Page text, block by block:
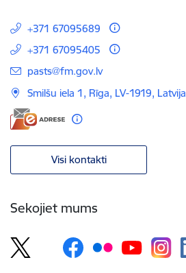
+371 67095689
+371 67095405
E-pasts:
pasts@fm.gov.lv
Smilšu iela 1, Rīga, LV-1919, Latvija
Visi kontakti
Sekojiet mums